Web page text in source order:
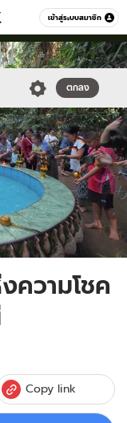
เข้าสู่ระบบสมาชิก
หมวดอื่นๆ
ตกลง
ความโชค
Copy link